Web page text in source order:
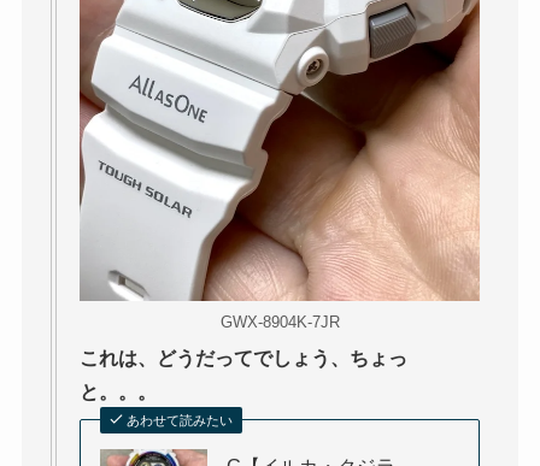
GWX-8904K-7JR
これは、どうだってでしょう、ちょっ
と。。。
あわせて読みたい